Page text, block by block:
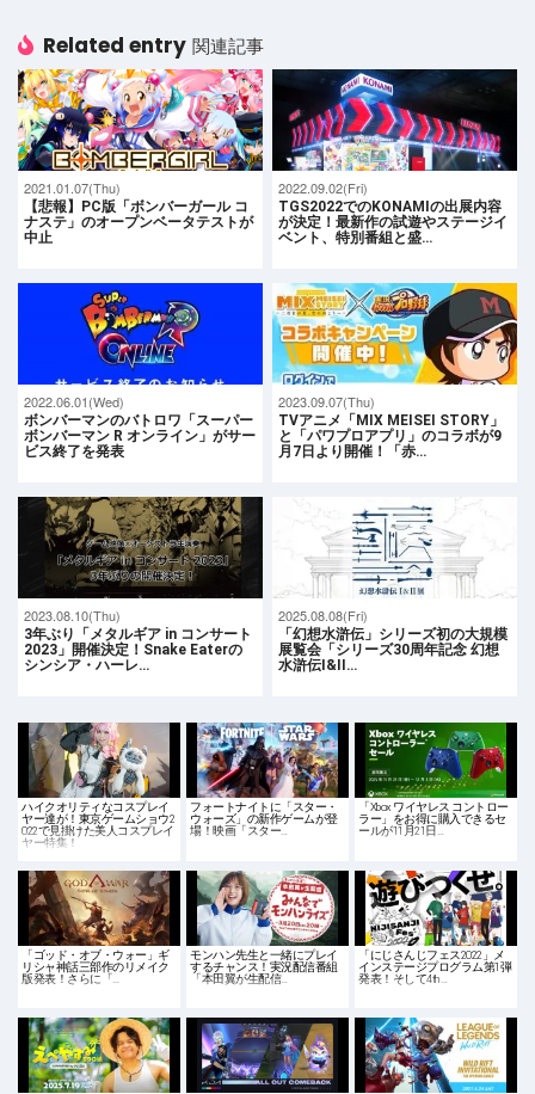
Related entry 関連記事
2021.01.07(Thu)
【悲報】PC版「ボンバーガール コ
ナステ」のオープンベータテストが
中止
2022.09.02(Fri)
TGS2022でのKONAMIの出展内容
が決定！最新作の試遊やステージイ
ベント、特別番組と盛…
2022.06.01(Wed)
ボンバーマンのバトロワ「スーパー
ボンバーマン R オンライン」がサー
ビス終了を発表
2023.09.07(Thu)
TVアニメ「MIX MEISEI STORY」
と「パワプロアプリ」のコラボが9
月7日より開催！「赤…
2023.08.10(Thu)
3年ぶり「メタルギア in コンサート
2023」開催決定！Snake Eaterの
シンシア・ハーレ…
2025.08.08(Fri)
「幻想水滸伝」シリーズ初の大規模
展覧会「シリーズ30周年記念 幻想
水滸伝I&II…
ハイクオリティなコスプレイ
ヤー達が！東京ゲームショウ2
022で見掛けた美人コスプレイ
ヤー特集！
フォートナイトに「スター・
ウォーズ」の新作ゲームが登
場！映画「スター…
「Xbox ワイヤレス コントロー
ラー」をお得に購入できるセ
ールが11月21日…
「ゴッド・オブ・ウォー」ギ
リシャ神話三部作のリメイク
版発表！さらに「…
モンハン先生と一緒にプレイ
するチャンス！実況配信番組
「本田翼が生配信…
「にじさんじフェス2022」メ
インステージプログラム第1弾
発表！そして4th …